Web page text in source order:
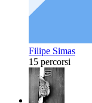
Filipe Simas
15 percorsi